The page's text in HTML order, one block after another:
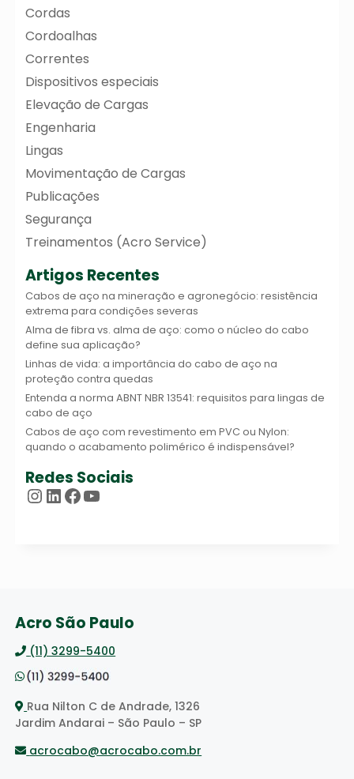
Cordas
Cordoalhas
Correntes
Dispositivos especiais
Elevação de Cargas
Engenharia
Lingas
Movimentação de Cargas
Publicações
Segurança
Treinamentos (Acro Service)
Artigos Recentes
Cabos de aço na mineração e agronegócio: resistência
extrema para condições severas
Alma de fibra vs. alma de aço: como o núcleo do cabo
define sua aplicação?
Linhas de vida: a importância do cabo de aço na
proteção contra quedas
Entenda a norma ABNT NBR 13541: requisitos para lingas de
cabo de aço
Cabos de aço com revestimento em PVC ou Nylon:
quando o acabamento polimérico é indispensável?
Redes Sociais
Instagram
LinkedIn
Facebook
Youtube
Acro São Paulo
(11) 3299-5400
Rua Nilton C de Andrade, 1326
Jardim Andarai – São Paulo – SP
acrocabo@acrocabo.com.br